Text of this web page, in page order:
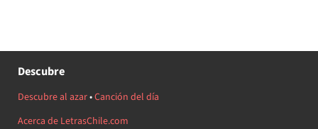
Descubre
Descubre al azar•Canción del día
Acerca de LetrasChile.com